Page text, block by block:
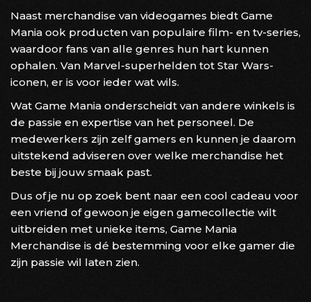
Naast merchandise van videogames biedt Game
Mania ook producten van populaire film- en tv-series,
waardoor fans van alle genres hun hart kunnen
ophalen. Van Marvel-superhelden tot Star Wars-
iconen, er is voor ieder wat wils.
Wat Game Mania onderscheidt van andere winkels is
de passie en expertise van het personeel. De
medewerkers zijn zelf gamers en kunnen je daarom
uitstekend adviseren over welke merchandise het
beste bij jouw smaak past.
Dus of je nu op zoek bent naar een cool cadeau voor
een vriend of gewoon je eigen gamecollectie wilt
uitbreiden met unieke items, Game Mania
Merchandise is dé bestemming voor elke gamer die
zijn passie wil laten zien.